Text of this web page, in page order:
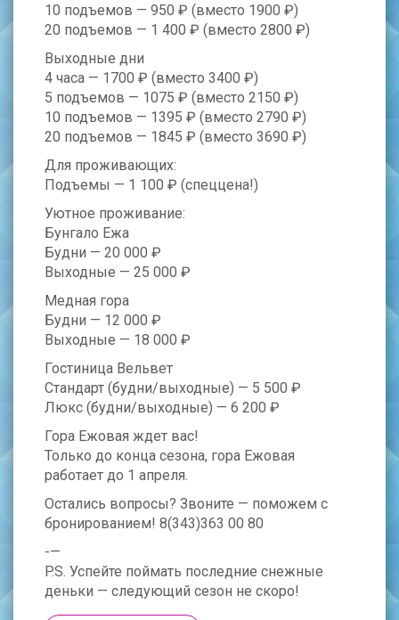
10 подъемов — 950 ₽ (вместо 1900 ₽)
20 подъемов — 1 400 ₽ (вместо 2800 ₽)
Выходные дни
4 часа — 1700 ₽ (вместо 3400 ₽)
5 подъемов — 1075 ₽ (вместо 2150 ₽)
10 подъемов — 1395 ₽ (вместо 2790 ₽)
20 подъемов — 1845 ₽ (вместо 3690 ₽)
Для проживающих:
Подъемы — 1 100 ₽ (спеццена!)
Уютное проживание:
Бунгало Ежа
Будни — 20 000 ₽
Выходные — 25 000 ₽
Медная гора
Будни — 12 000 ₽
Выходные — 18 000 ₽
Гостиница Вельвет
Стандарт (будни/выходные) — 5 500 ₽
Люкс (будни/выходные) — 6 200 ₽
Гора Ежовая ждет вас!
Только до конца сезона, гора Ежовая
работает до 1 апреля.
Остались вопросы? Звоните — поможем с
бронированием! 8(343)363 00 80
-—
P.S. Успейте поймать последние снежные
деньки — следующий сезон не скоро!